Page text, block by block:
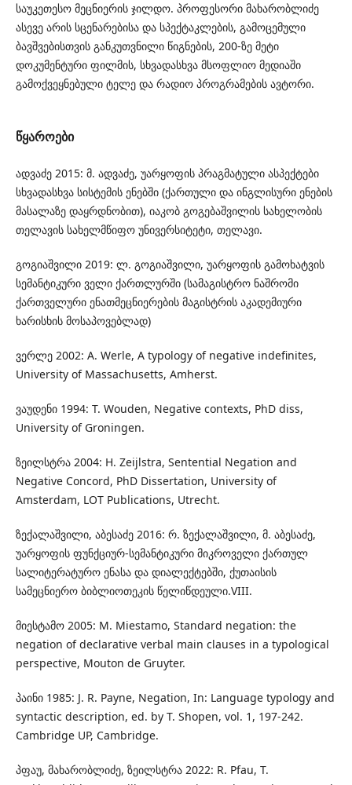
საუკეთესო მეცნიერის ჯილდო. პროფესორი მახარობლიძე
ასევე არის სცენარებისა და სპექტაკლების, გამოცემული
ბავშვებისთვის განკუთვნილი წიგნების, 200-ზე მეტი
დოკუმენტური ფილმის, სხვადასხვა მსოფლიო მედიაში
გამოქვეყნებული ტელე და რადიო პროგრამების ავტორი.
წყაროები
ადვაძე 2015: მ. ადვაძე, უარყოფის პრაგმატული ასპექტები
სხვადასხვა სისტემის ენებში (ქართული და ინგლისური ენების
მასალაზე დაყრდნობით), იაკობ გოგებაშვილის სახელობის
თელავის სახელმწიფო უნივერსიტეტი, თელავი.
გოგიაშვილი 2019: ლ. გოგიაშვილი, უარყოფის გამოხატვის
სემანტიკური ველი ქართლურში (სამაგისტრო ნაშრომი
ქართველური ენათმეცნიერების მაგისტრის აკადემიური
ხარისხის მოსაპოვებლად)
ვერლე 2002: A. Werle, A typology of negative indefinites,
University of Massachusetts, Amherst.
ვაუდენი 1994: T. Wouden, Negative contexts, PhD diss,
University of Groningen.
ზეილსტრა 2004: H. Zeijlstra, Sentential Negation and
Negative Concord, PhD Dissertation, University of
Amsterdam, LOT Publications, Utrecht.
ზექალაშვილი, აბესაძე 2016: რ. ზექალაშვილი, მ. აბესაძე,
უარყოფის ფუნქციურ-სემანტიკური მიკროველი ქართულ
სალიტერატურო ენასა და დიალექტებში, ქუთაისის
სამეცნიერო ბიბლიოთეკის წელიწდეული.VIII.
მიესტამო 2005: M. Miestamo, Standard negation: the
negation of declarative verbal main clauses in a typological
perspective, Mouton de Gruyter.
პაინი 1985: J. R. Payne, Negation, In: Language typology and
syntactic description, ed. by T. Shopen, vol. 1, 197-242.
Cambridge UP, Cambridge.
პფაუ, მახარობლიძე, ზეილსტრა 2022: R. Pfau, T.